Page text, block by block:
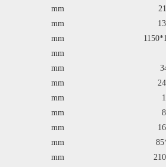
mm
mm
mm
mm
mm
mm
mm
mm
mm
mm
mm